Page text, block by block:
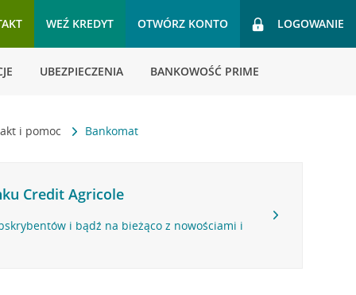
WEŹ KREDYT OTWÓRZ KONTO LOGOWANIE
UBEZPIECZENIA BANKOWOŚĆ PRIME
i pomoc Bankomat
Credit Agricole
i bądź na bieżąco z nowościami i